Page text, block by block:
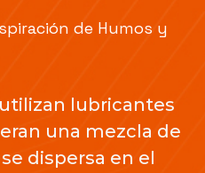
de Humos y
lubricantes
una mezcla de
dispersa en el